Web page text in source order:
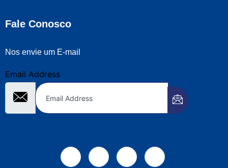
Fale Conosco
Nos envie um E-mail
Email Address